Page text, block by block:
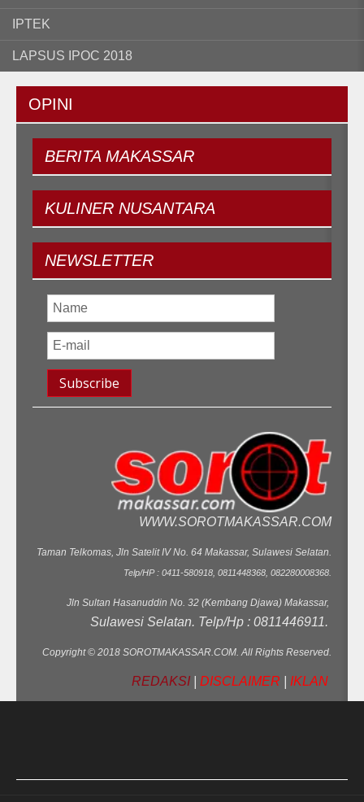
IPTEK
LAPSUS IPOC 2018
OPINI
BERITA MAKASSAR
KULINER NUSANTARA
NEWSLETTER
WWW.SOROTMAKASSAR.COM
Taman Telkomas, Jln Satelit IV No. 64 Makassar, Sulawesi Selatan.
Telp/HP : 0411-580918, 0811448368, 082280008368.
Jln Sultan Hasanuddin No. 32 (Kembang Djawa) Makassar,
Sulawesi Selatan. Telp/Hp : 0811446911.
Copyright © 2018 SOROTMAKASSAR.COM. All Rights Reserved.
REDAKSI DISCLAIMER IKLAN